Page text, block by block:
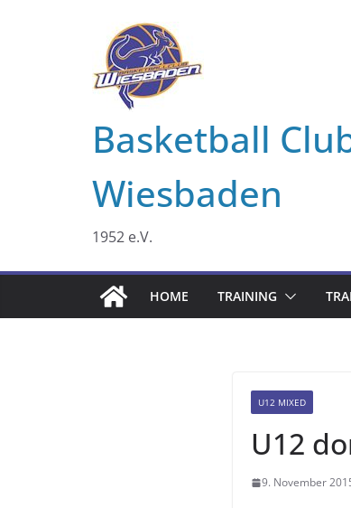
Basketball
Wiesbaden
1952 e.V.
HOME TRAINING
U12 MIXED
U12
9. November